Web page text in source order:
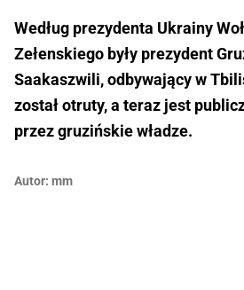
Według prezydenta Ukrainy
Zełenskiego były prezydent
Saakaszwili, odbywający w
został otruty, a teraz jest
przez gruzińskie władze.
Autor: mm